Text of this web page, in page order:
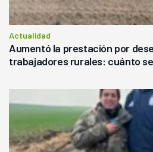
Actualidad
Aumentó la prestación por
trabajadores rurales: cuánto